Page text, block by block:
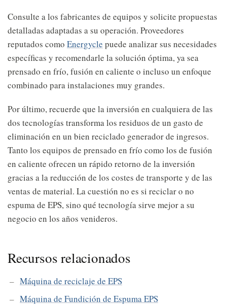
Consulte a los fabricantes de equipos y solicite propuestas
detalladas adaptadas a su operación. Proveedores
reputados como Energycle puede analizar sus necesidades
específicas y recomendarle la solución óptima, ya sea
prensado en frío, fusión en caliente o incluso un enfoque
combinado para instalaciones muy grandes.
Por último, recuerde que la inversión en cualquiera de las
dos tecnologías transforma los residuos de un gasto de
eliminación en un bien reciclado generador de ingresos.
Tanto los equipos de prensado en frío como los de fusión
en caliente ofrecen un rápido retorno de la inversión
gracias a la reducción de los costes de transporte y de las
ventas de material. La cuestión no es si reciclar o no
espuma de EPS, sino qué tecnología sirve mejor a su
negocio en los años venideros.
Recursos relacionados
Máquina de reciclaje de EPS
Máquina de Fundición de Espuma EPS